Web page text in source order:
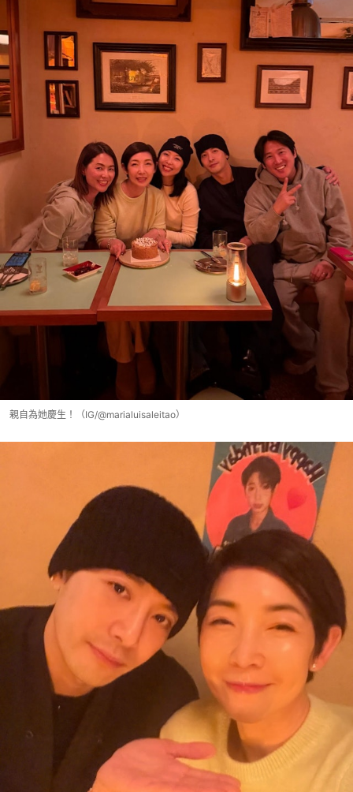
親自為她慶生！（IG/@marialuisaleitao）